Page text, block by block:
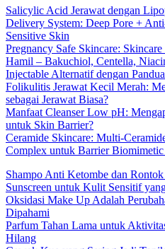
Salicylic Acid Jerawat dengan
Delivery System: Deep Pore +
Sensitive Skin
Pregnancy Safe Skincare:
Hamil – Bakuchiol, Centella,
Injectable Alternatif dengan
Folikulitis Jerawat Kecil Merah:
sebagai Jerawat Biasa?
Manfaat Cleanser Low pH:
untuk Skin Barrier?
Ceramide Skincare: Multi-
Complex untuk Barrier
Shampo Anti Ketombe dan
Sunscreen untuk Kulit Sensitif
Oksidasi Make Up Adalah
Dipahami
Parfum Tahan Lama untuk
Hilang